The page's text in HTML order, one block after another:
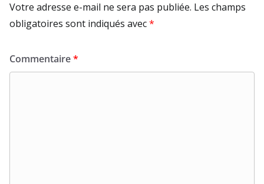
Votre adresse e-mail ne sera pas publiée. Les champs
obligatoires sont indiqués avec*
Commentaire*